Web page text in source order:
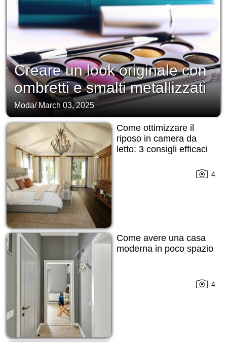
Creare un look originale con
ombretti e smalti metallizzati
Moda/ March 03, 2025
Come ottimizzare il
riposo in camera da
letto: 3 consigli efficaci
4
Come avere una casa
moderna in poco spazio
4